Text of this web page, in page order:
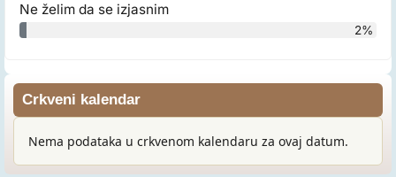
Ne želim da se izjasnim
2%
Crkveni kalendar
Nema podataka u crkvenom kalendaru za ovaj datum.